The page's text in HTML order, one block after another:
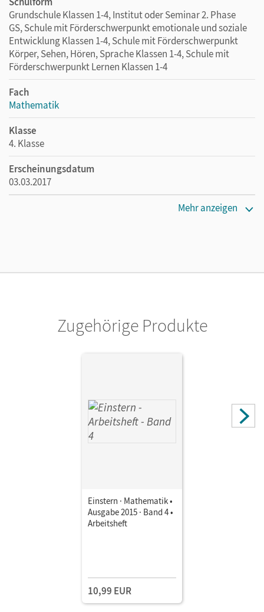
Grundschule Klassen 1-4, Institut oder Seminar 2. Phase
GS, Schule mit Förderschwerpunkt emotionale und soziale
Entwicklung Klassen 1-4, Schule mit Förderschwerpunkt
Körper, Sehen, Hören, Sprache Klassen 1-4, Schule mit
Förderschwerpunkt Lernen Klassen 1-4
Fach
Mathematik
Klasse
4. Klasse
Erscheinungsdatum
03.03.2017
Mehr anzeigen
Zugehörige Produkte
Einstern · Mathematik •
Ausgabe 2015 · Band 4 •
Arbeitsheft
10,99 EUR